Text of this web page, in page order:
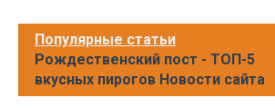
Популярные статьи
Рождественский пост - ТОП-5
вкусных пирогов Новости сайта